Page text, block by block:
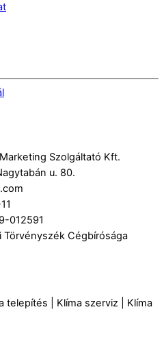
Szolgáltató Kft.
u. 80.
012591
Törvényszék Cégbírósága
telepítés | Klíma szerviz | Klíma